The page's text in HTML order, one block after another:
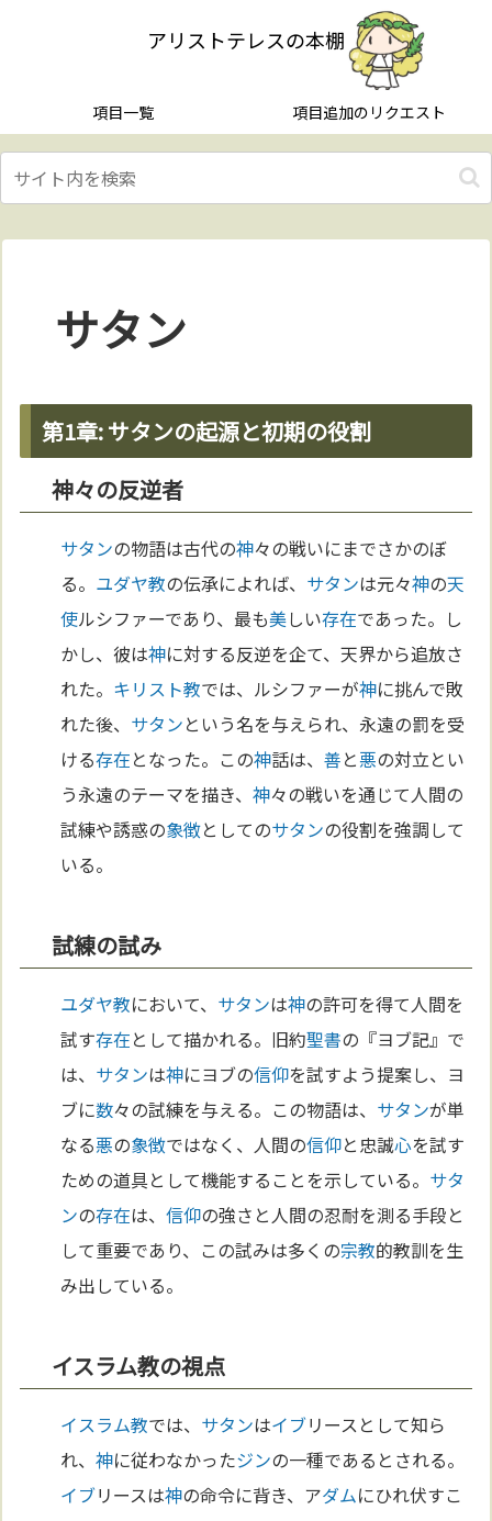
アリストテレスの本棚
項目一覧 項目追加のリクエスト
サタン
第1章: サタンの起源と初期の役割
神々の反逆者
サタンの物語は古代の神々の戦いにまでさかのぼ
る。 ユダヤ教の伝承によれば、 サタンは元々神の天
使ルシファーであり、最も美しい存在であった。し
かし、彼は神に対する反逆を企て、天界から追放さ
れた。 キリスト教では、ルシファーが神に挑んで敗
れた後、 サタンという名を与えられ、永遠の罰を受
ける存在となった。この神話は、善と悪の対立とい
う永遠のテーマを描き、神々の戦いを通じて人間の
試練や誘惑の象徴としてのサタンの役割を強調して
いる。
試練の試み
ユダヤ教において、 サタンは神の許可を得て人間を
試す存在として描かれる。旧約聖書の『ヨブ記』で
は、 サタンは神にヨブの信仰を試すよう提案し、ヨ
ブに数々の試練を与える。この物語は、 サタンが単
なる悪の象徴ではなく、人間の信仰と忠誠心を試す
ための道具として機能することを示している。 サタ
ンの存在は、信仰の強さと人間の忍耐を測る手段と
して重要であり、この試みは多くの宗教的教訓を生
み出している。
イスラム教の視点
イスラム教では、 サタンはイブリースとして知ら
れ、神に従わなかったジンの一種であるとされる。
イブリースは神の命令に背き、アダムにひれ伏すこ